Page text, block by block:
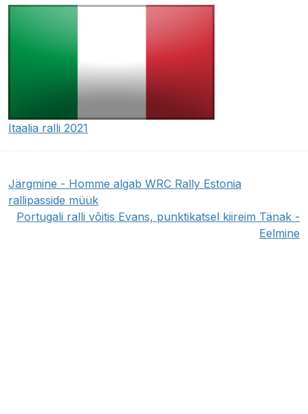
Itaalia ralli 2021
Järgmine - Homme algab WRC Rally Estonia
rallipasside müük
Portugali ralli võitis Evans, punktikatsel kiireim Tänak -
Eelmine